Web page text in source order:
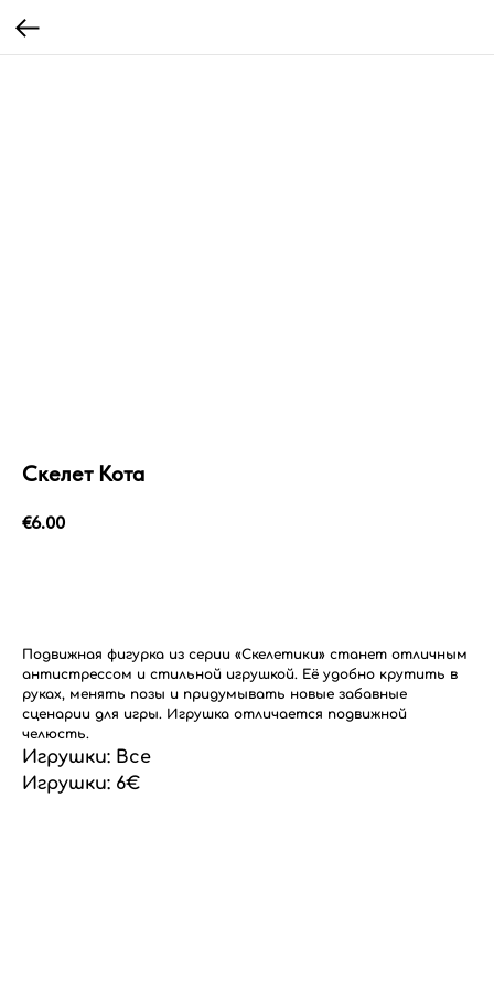
Скелет Кота
€6.00
Подвижная фигурка из серии «Скелетики» станет отличным
антистрессом и стильной игрушкой. Её удобно крутить в
руках, менять позы и придумывать новые забавные
сценарии для игры. Игрушка отличается подвижной
челюсть.
Игрушки: Все
Игрушки: 6€